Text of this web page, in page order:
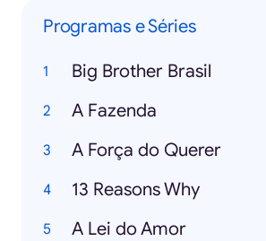
Programas e Séries
Big Brother Brasil
A Fazenda
A Força do Querer
13 Reasons Why
A Lei do Amor